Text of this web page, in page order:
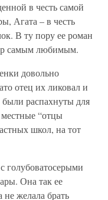
в честь самой
Агата – в честь
В ту пору ее роман
самым любимым.
довольно
отец их ликовал и
распахнуты для
“отцы
школ, на тот
голубоватосерыми
Она так ее
желала брать